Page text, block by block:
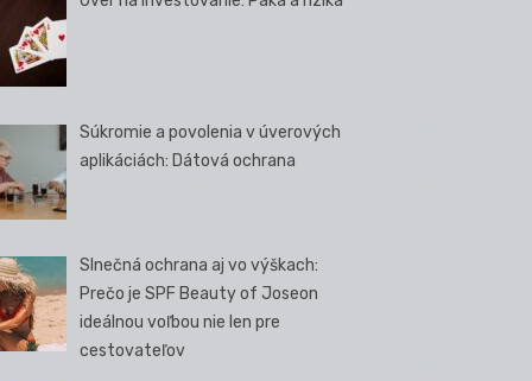
Súkromie a povolenia v úverových
aplikáciách: Dátová ochrana
Slnečná ochrana aj vo výškach:
Prečo je SPF Beauty of Joseon
ideálnou voľbou nie len pre
cestovateľov